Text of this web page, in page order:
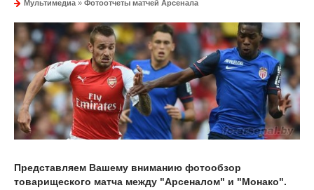
Мультимедиа » Фотоотчеты матчей Арсенала
Представляем Вашему вниманию фотообзор
товарищеского матча между "Арсеналом" и "Монако".